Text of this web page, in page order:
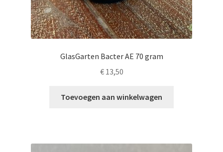
GlasGarten Bacter AE 70 gram
€13,50
Toevoegen aan winkelwagen